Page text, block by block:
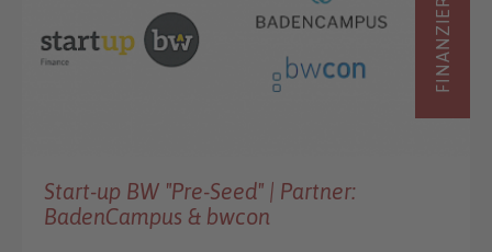
Start-up BW "Pre-Seed" | Partner:
BadenCampus & bwcon